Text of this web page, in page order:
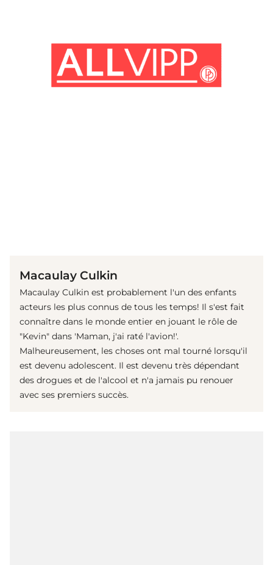
Macaulay Culkin
Macaulay Culkin est probablement l'un des enfants
acteurs les plus connus de tous les temps! Il s'est fait
connaître dans le monde entier en jouant le rôle de
"Kevin" dans 'Maman, j'ai raté l'avion!'.
Malheureusement, les choses ont mal tourné lorsqu'il
est devenu adolescent. Il est devenu très dépendant
des drogues et de l'alcool et n'a jamais pu renouer
avec ses premiers succès.